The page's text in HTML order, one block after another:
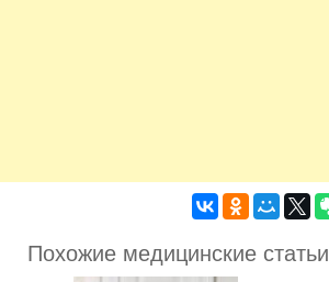
Похожие медицинские статьи